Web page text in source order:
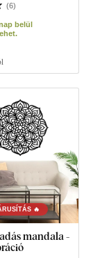
(6)
belül
🔥
mandala -